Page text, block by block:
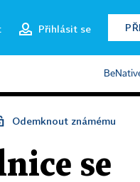
Přihlásit se
Odemknout známému
se